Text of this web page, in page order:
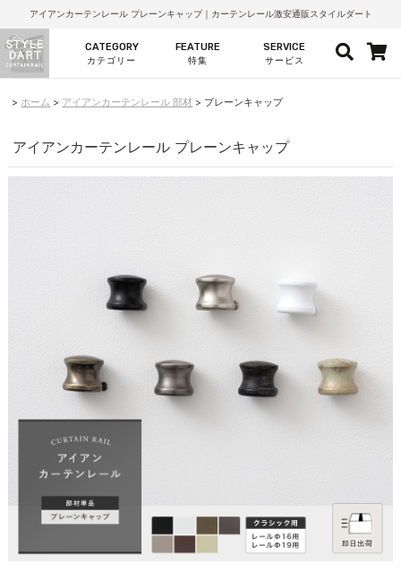
アイアンカーテンレール プレーンキャップ｜カーテンレール激安通販スタイルダート
CATEGORY
カテゴリー
FEATURE
特集
SERVICE
サービス
ホーム アイアンカーテンレール 部材 プレーンキャップ
アイアンカーテンレール プレーンキャップ